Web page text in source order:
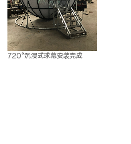
720°沉浸式球幕安装完成